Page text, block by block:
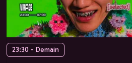
23:30 - Demain